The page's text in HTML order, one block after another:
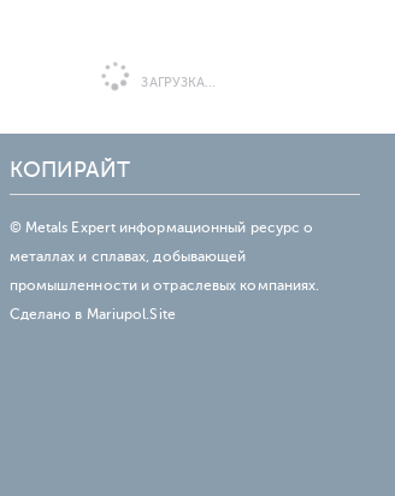
ЗАГРУЗКА...
КОПИРАЙТ
© Metals Expert информационный ресурс о
металлах и сплавах, добывающей
промышленности и отраслевых компаниях.
Сделано в Mariupol.Site